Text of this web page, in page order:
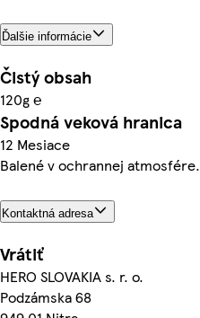
Ďalšie informácie
Čistý obsah
120g ℮
Spodná veková hranica
12 Mesiace
Balené v ochrannej atmosfére.
Kontaktná adresa
Vrátiť
HERO SLOVAKIA s. r. o.
Podzámska 68